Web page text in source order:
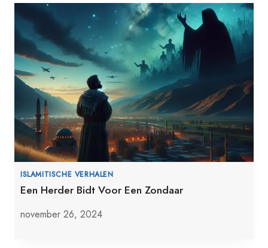
ISLAMITISCHE VERHALEN
Een Herder Bidt Voor Een Zondaar
november 26, 2024